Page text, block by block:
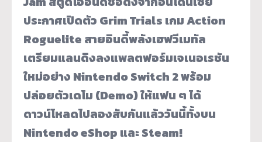
ประกาศเปิดตัว Grim Trials เกม Action
Roguelite สายอินดี้พลังเฮฟวีเมทัล
เตรียมแลนดิงลงแพลตฟอร์มเจเนอเรชัน
ใหม่อย่าง Nintendo Switch 2 พร้อม
ปล่อยตัวเดโม (Demo) ให้แฟน ๆ ได้
ดาวน์โหลดไปลองสับกันแล้ววันนี้ทั้งบน
Nintendo eShop และ Steam!